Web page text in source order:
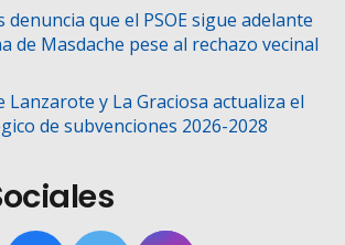
denuncia que el PSOE sigue adelante
de Masdache pese al rechazo vecinal
Lanzarote y La Graciosa actualiza el
de subvenciones 2026-2028